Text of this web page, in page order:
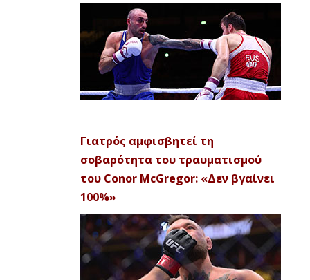
Γιατρός αμφισβητεί τη
σοβαρότητα του τραυματισμού
του Conor McGregor: «Δεν βγαίνει
100%»